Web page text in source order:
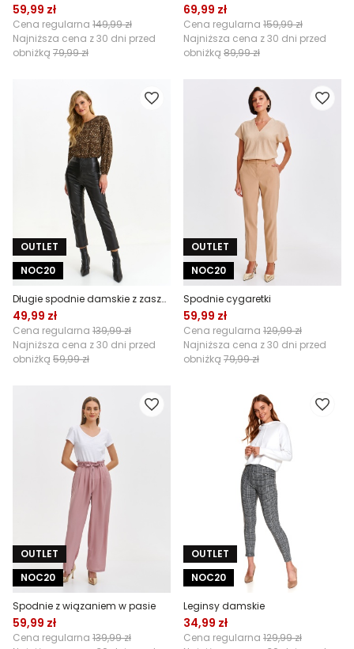
59,99 zł
Cena regularna 149,99 zł
Najniższa cena z 30 dni przed
obniżką 79,99 zł
69,99 zł
Cena regularna 159,99 zł
Najniższa cena z 30 dni przed
obniżką 89,99 zł
OUTLET
NOC20
Długie spodnie damskie z zaszewkami
49,99 zł
Cena regularna 139,99 zł
Najniższa cena z 30 dni przed
obniżką 59,99 zł
OUTLET
NOC20
Spodnie cygaretki
59,99 zł
Cena regularna 129,99 zł
Najniższa cena z 30 dni przed
obniżką 79,99 zł
OUTLET
NOC20
Spodnie z wiązaniem w pasie
59,99 zł
Cena regularna 139,99 zł
OUTLET
NOC20
Leginsy damskie
34,99 zł
Cena regularna 129,99 zł